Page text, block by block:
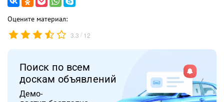
Оцените материал:
3.3 / 12
Поиск по всем
доскам объявлений
Демо-